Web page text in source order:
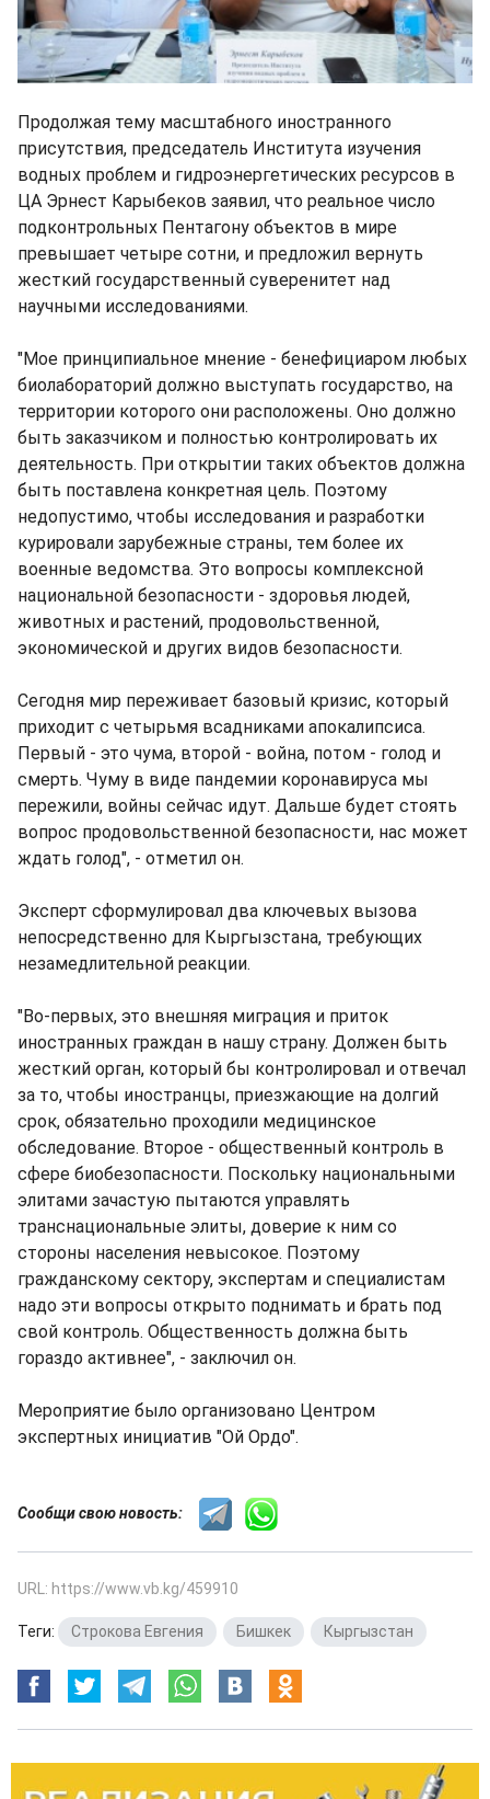
Продолжая тему масштабного иностранного
присутствия, председатель Института изучения
водных проблем и гидроэнергетических ресурсов в
ЦА Эрнест Карыбеков заявил, что реальное число
подконтрольных Пентагону объектов в мире
превышает четыре сотни, и предложил вернуть
жесткий государственный суверенитет над
научными исследованиями.
"Мое принципиальное мнение - бенефициаром любых
биолабораторий должно выступать государство, на
территории которого они расположены. Оно должно
быть заказчиком и полностью контролировать их
деятельность. При открытии таких объектов должна
быть поставлена конкретная цель. Поэтому
недопустимо, чтобы исследования и разработки
курировали зарубежные страны, тем более их
военные ведомства. Это вопросы комплексной
национальной безопасности - здоровья людей,
животных и растений, продовольственной,
экономической и других видов безопасности.
Сегодня мир переживает базовый кризис, который
приходит с четырьмя всадниками апокалипсиса.
Первый - это чума, второй - война, потом - голод и
смерть. Чуму в виде пандемии коронавируса мы
пережили, войны сейчас идут. Дальше будет стоять
вопрос продовольственной безопасности, нас может
ждать голод", - отметил он.
Эксперт сформулировал два ключевых вызова
непосредственно для Кыргызстана, требующих
незамедлительной реакции.
"Во-первых, это внешняя миграция и приток
иностранных граждан в нашу страну. Должен быть
жесткий орган, который бы контролировал и отвечал
за то, чтобы иностранцы, приезжающие на долгий
срок, обязательно проходили медицинское
обследование. Второе - общественный контроль в
сфере биобезопасности. Поскольку национальными
элитами зачастую пытаются управлять
транснациональные элиты, доверие к ним со
стороны населения невысокое. Поэтому
гражданскому сектору, экспертам и специалистам
надо эти вопросы открыто поднимать и брать под
свой контроль. Общественность должна быть
гораздо активнее", - заключил он.
Мероприятие было организовано Центром
экспертных инициатив "Ой Ордо".
Сообщи свою новость:
URL: https://www.vb.kg/459910
Теги: Строкова Евгения Бишкек Кыргызстан